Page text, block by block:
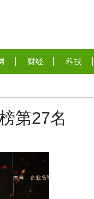
财经 科技
第27名
AI眼镜从“技术突破”迈